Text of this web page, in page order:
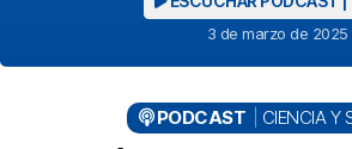
3 de marzo de 2025
PODCAST CIENCIA Y